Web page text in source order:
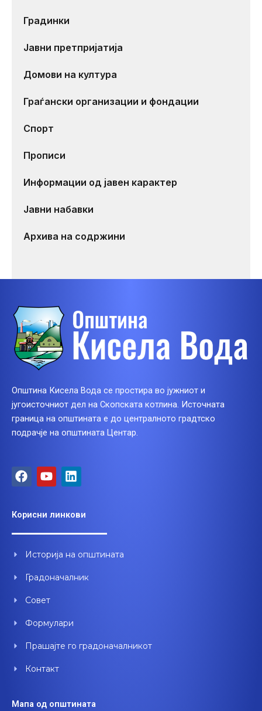
Градинки
Јавни претпријатија
Домови на култура
Граѓански организации и фондации
Спорт
Прописи
Информации од јавен карактер
Јавни набавки
Архива на содржини
Општина Кисела Вода се простира во јужниот и
југоисточниот дел на Скопската котлина. Источната
граница на општината е до централното градтско
подрачје на општината Центар.
F
a
b
o
k
Y
o
u
b
L
i
e
d
n
Корисни линкови
Историја на општината
Градоначалник
Совет
Формулари
Прашајте го градоначалникот
Контакт
Мапа од општината